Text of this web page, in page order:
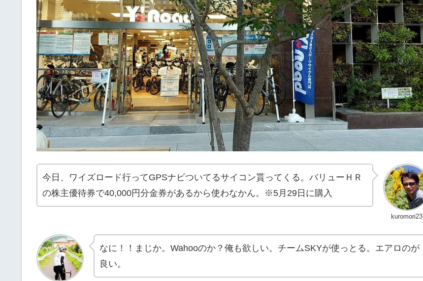
kuromori23
今日、ワイズロード行ってGPSナビついてるサイコン貰ってくる。バリューＨＲ
の株主優待券で40,000円分金券があるから使わなかん。※5月29日に購入
なに！！まじか。Wahooのか？俺も欲しい。チームSKYが使っとる。エアロのが
良い。